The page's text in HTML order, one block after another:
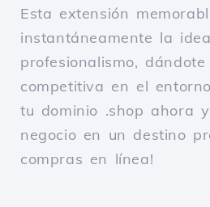
Esta extensión
instantáneamente la
profesionalismo,
competitiva en el
tu dominio .shop ahora
negocio en un destino
compras en línea!